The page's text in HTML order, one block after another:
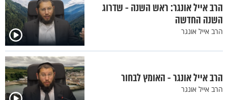
הרב אייל אונגר: ראש השנה - שדרוג
השנה החדשה
הרב אייל אונגר
הרב אייל אונגר - האומץ לבחור
הרב אייל אונגר